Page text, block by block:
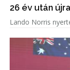
26 év után
Lando Norris